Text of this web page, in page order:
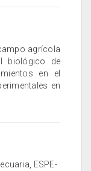
agrícola
biológico de
en el
en
ESPE-